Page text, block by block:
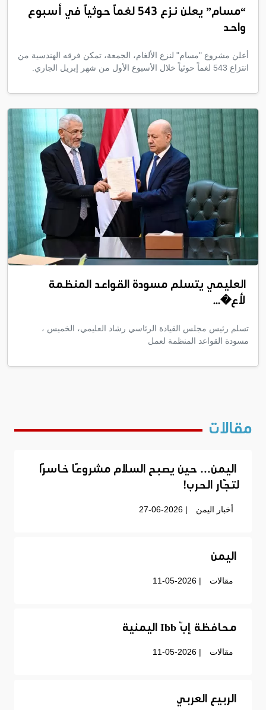
“مسام” يعلن نزع 543 لغماً حوثياً في أسبوع
واحد
أعلن مشروع "مسام" لنزع الألغام، الجمعة، تمكن فرقه الهندسية من
انتزاع 543 لغماً حوثياً خلال الأسبوع الأول من شهر إبريل الجاري.
العليمي يتسلم مسودة القواعد المنظمة
لأع�...
تسلم رئيس مجلس القيادة الرئاسي رشاد العليمي، الخميس ،
مسودة القواعد المنظمة لعمل
مقالات
اليمن… حين يصبح السلام مشروعًا خاسرًا
لتجّار الحرب!
أخبار اليمن | 27-06-2026
اليمن
مقالات | 11-05-2026
محافظة إبّ Ibb اليمنية
مقالات | 11-05-2026
الربيع العربي